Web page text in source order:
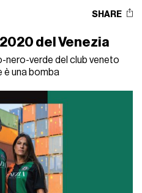
SHARE
del Venezia
nero-verde del club veneto
è una bomba